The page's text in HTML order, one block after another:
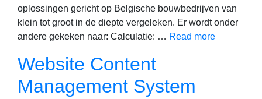
oplossingen gericht op Belgische bouwbedrijven van
klein tot groot in de diepte vergeleken. Er wordt onder
andere gekeken naar: Calculatie: … Read more
Website Content
Management System